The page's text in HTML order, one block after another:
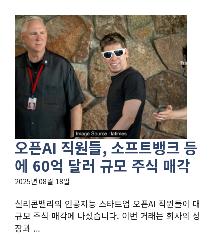
오픈AI 직원들, 소프트뱅크 등
에 60억 달러 규모 주식 매각
2025년 08월 18일
실리콘밸리의 인공지능 스타트업 오픈AI 직원들이 대
규모 주식 매각에 나섰습니다. 이번 거래는 회사의 성
장과 ...